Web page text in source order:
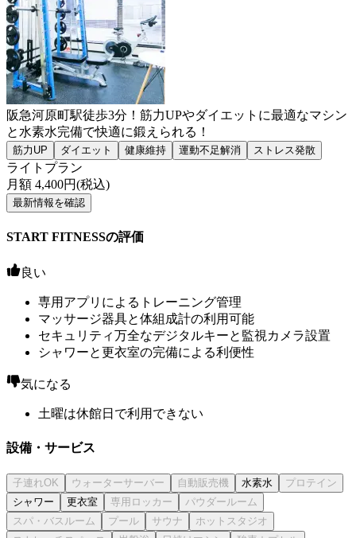
阪急河原町駅徒歩3分！筋力UPやダイエットに最適なマシン
と水素水完備で快適に鍛えられる！
筋力UP ダイエット 健康維持 運動不足解消 ストレス発散
ライトプラン
月額 4,400円(税込)
最新情報を確認
START FITNESSの評価
良い
専用アプリによるトレーニング管理
マッサージ器具と体組成計の利用可能
セキュリティ万全なデジタルキーと監視カメラ設置
シャワーと更衣室の完備による利便性
気になる
土曜は休館日で利用できない
設備・サービス
水素水
シャワー
更衣室